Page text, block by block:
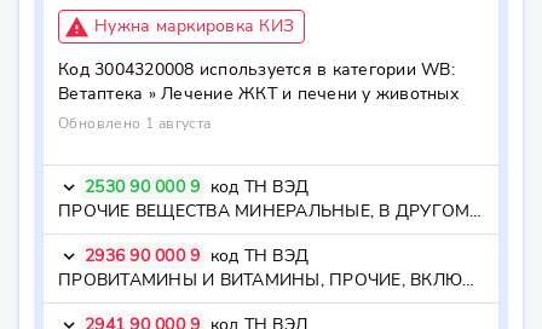
report_problem Нужна маркировка КИЗ
Код3004320008 используется в категории WB:
Ветаптека »Лечение ЖКТ и печени у животных
Обновлено 1 августа
keyboard_arrow_down 2530 90 000 9 код ТН ВЭД
ПРОЧИЕ ВЕЩЕСТВА МИНЕРАЛЬНЫЕ, В ДРУГОМ МЕСТЕ НЕ ПОИМЕНОВАННЫЕ ИЛИ НЕ ВКЛЮЧЕННЫЕ - - янтарь; янтарь агломерированный; гагат (черный янтарь) - - янтарь; янтарь агломерированный; гагат (черный янтарь) - - прочие - - прочие
keyboard_arrow_down 2936 90 000 9 код ТН ВЭД
ПРОВИТАМИНЫ И ВИТАМИНЫ, ПРОЧИЕ, ВКЛЮЧАЯ ПРИРОДНЫЕ КОНЦЕНТРАТЫ - - - прочие